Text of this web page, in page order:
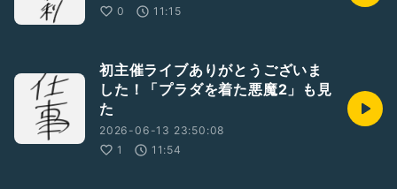
0
11:15
初主催ライブありがとうございま
した！「プラダを着た悪魔2」も見
た
2026-06-13 23:50:08
1
11:54